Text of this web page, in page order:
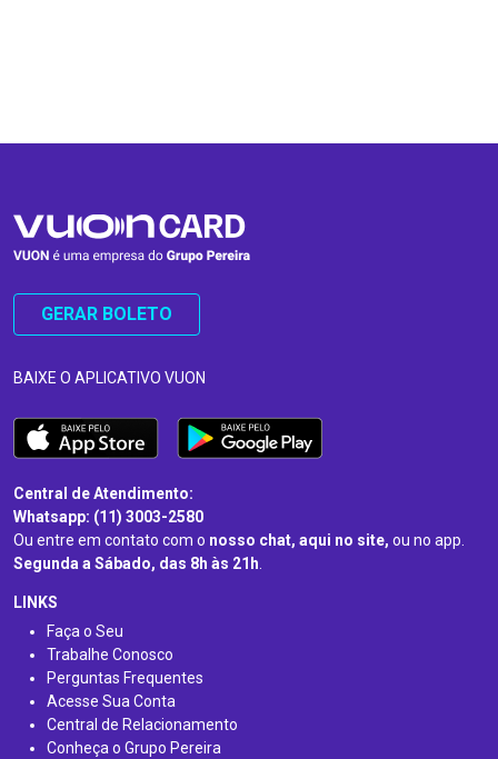
GERAR BOLETO
BAIXE O APLICATIVO VUON
Central de Atendimento:
Whatsapp: (11) 3003-2580
Ou entre em contato com o nosso chat, aqui no site, ou no app.
Segunda a Sábado, das 8h às 21h.
LINKS
Faça o Seu
Trabalhe Conosco
Perguntas Frequentes
Acesse Sua Conta
Central de Relacionamento
Conheça o Grupo Pereira